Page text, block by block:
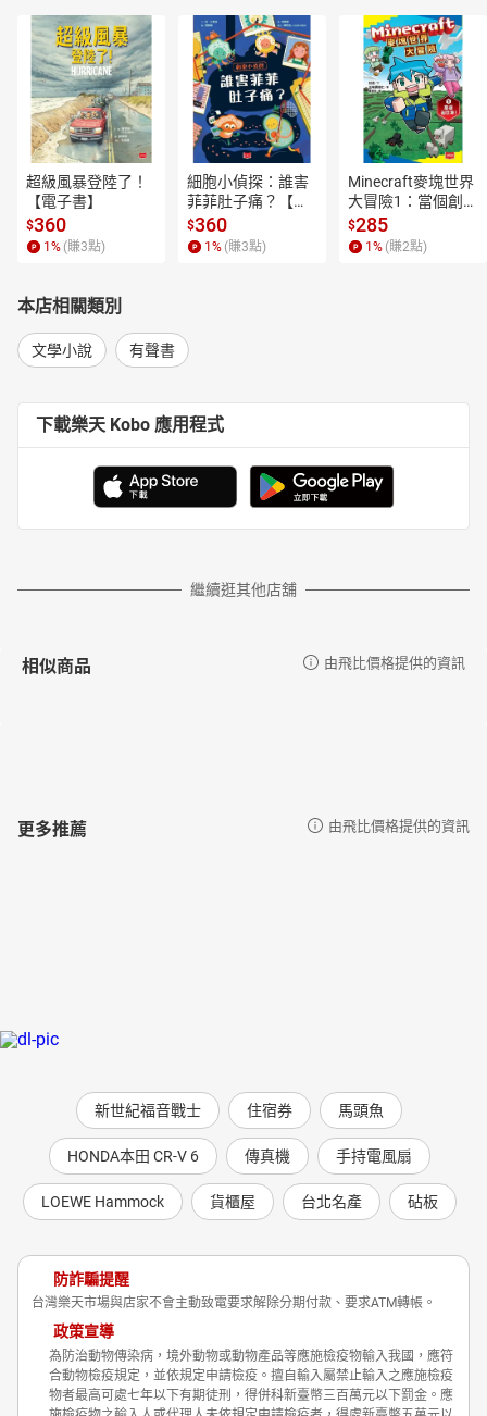
超級風暴登陸了！
【電子書】
$360
1 % (賺3點)
細胞小偵探：誰害
菲菲肚子痛？【電
子書】
$360
1 % (賺3點)
Minecraft麥塊世界
大冒險1：當個創世
神！【電子書】
$285
1 % (賺2點)
本店相關類別
文學小說 有聲書
下載樂天 Kobo 應用程式
繼續逛其他店舖
相似商品 由飛比價格提供的資訊
更多推薦 由飛比價格提供的資訊
新世紀福音戰士 住宿券 馬頭魚
HONDA本田 CR-V 6 傳真機 手持電風扇
LOEWE Hammock 貨櫃屋 台北名產 砧板
防詐騙提醒
台灣樂天市場與店家不會主動致電要求解除分期付款、要求ATM轉帳。
政策宣導
為防治動物傳染病，境外動物或動物產品等應施檢疫物輸入我國，應符
合動物檢疫規定，並依規定申請檢疫。擅自輸入屬禁止輸入之應施檢疫
物者最高可處七年以下有期徒刑，得併科新臺幣三百萬元以下罰金。應